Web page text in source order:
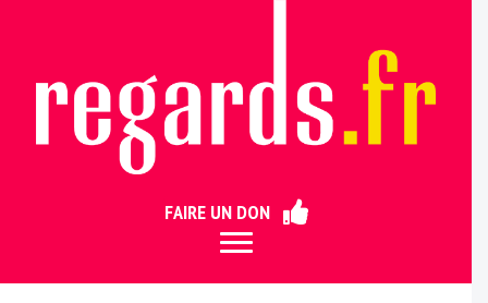
FAIRE UN DON